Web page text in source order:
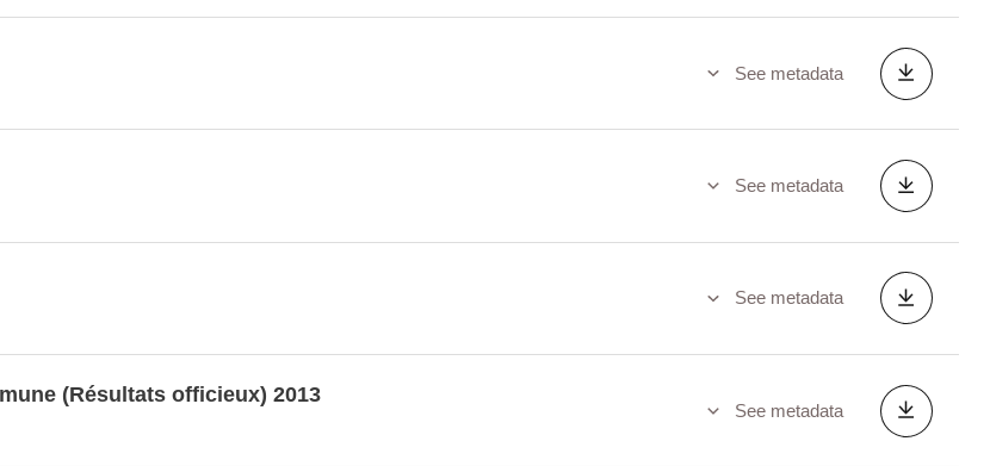
See metadata
See metadata
See metadata
(Résultats officieux) 2013
See metadata